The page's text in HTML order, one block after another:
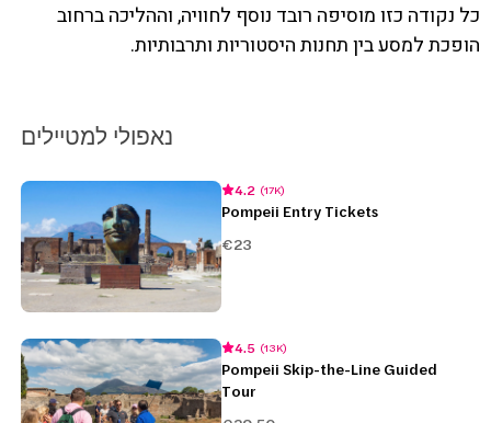
כל נקודה כזו מוסיפה רובד נוסף לחוויה, וההליכה ברחוב
הופכת למסע בין תחנות היסטוריות ותרבותיות.